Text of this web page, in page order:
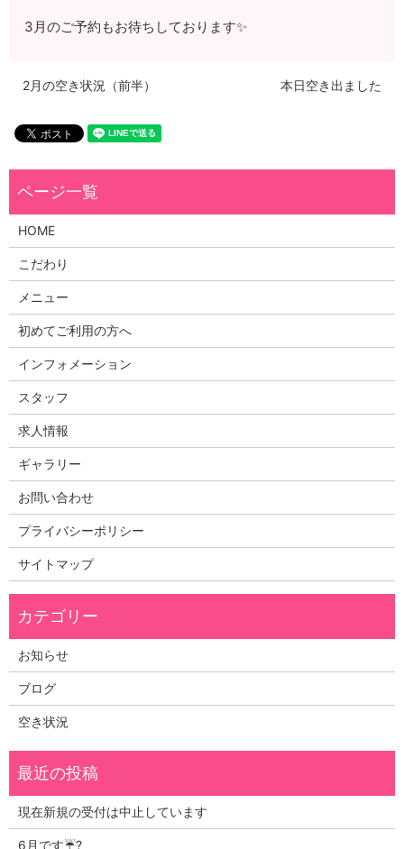
3月のご予約もお待ちしております✨
2月の空き状況（前半） 本日空き出ました
HOME
こだわり
メニュー
初めてご利用の方へ
インフォメーション
スタッフ
求人情報
ギャラリー
お問い合わせ
プライバシーポリシー
サイトマップ
お知らせ
ブログ
空き状況
現在新規の受付は中止しています
6月です☔?